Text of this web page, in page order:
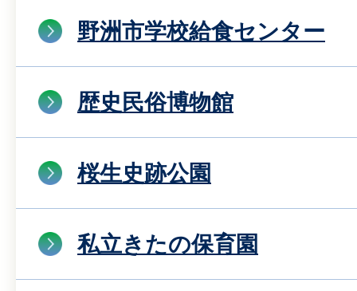
野洲市学校給食センター
歴史民俗博物館
桜生史跡公園
私立きたの保育園